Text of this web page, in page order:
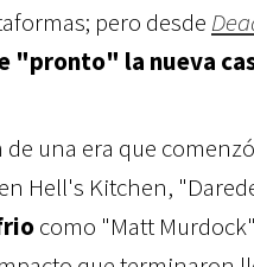
pero desde
"pronto" la nueva
de una era que
Hell's Kitchen,
como "Matt